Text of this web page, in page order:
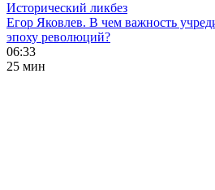
Исторический ликбез
Егор Яковлев. В чем важность
эпоху революций?
06:33
25 мин